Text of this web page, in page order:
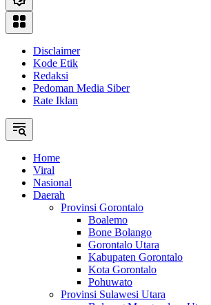
Disclaimer
Kode Etik
Redaksi
Pedoman Media Siber
Rate Iklan
Home
Viral
Nasional
Daerah
Provinsi Gorontalo
Boalemo
Bone Bolango
Gorontalo Utara
Kabupaten Gorontalo
Kota Gorontalo
Pohuwato
Provinsi Sulawesi Utara